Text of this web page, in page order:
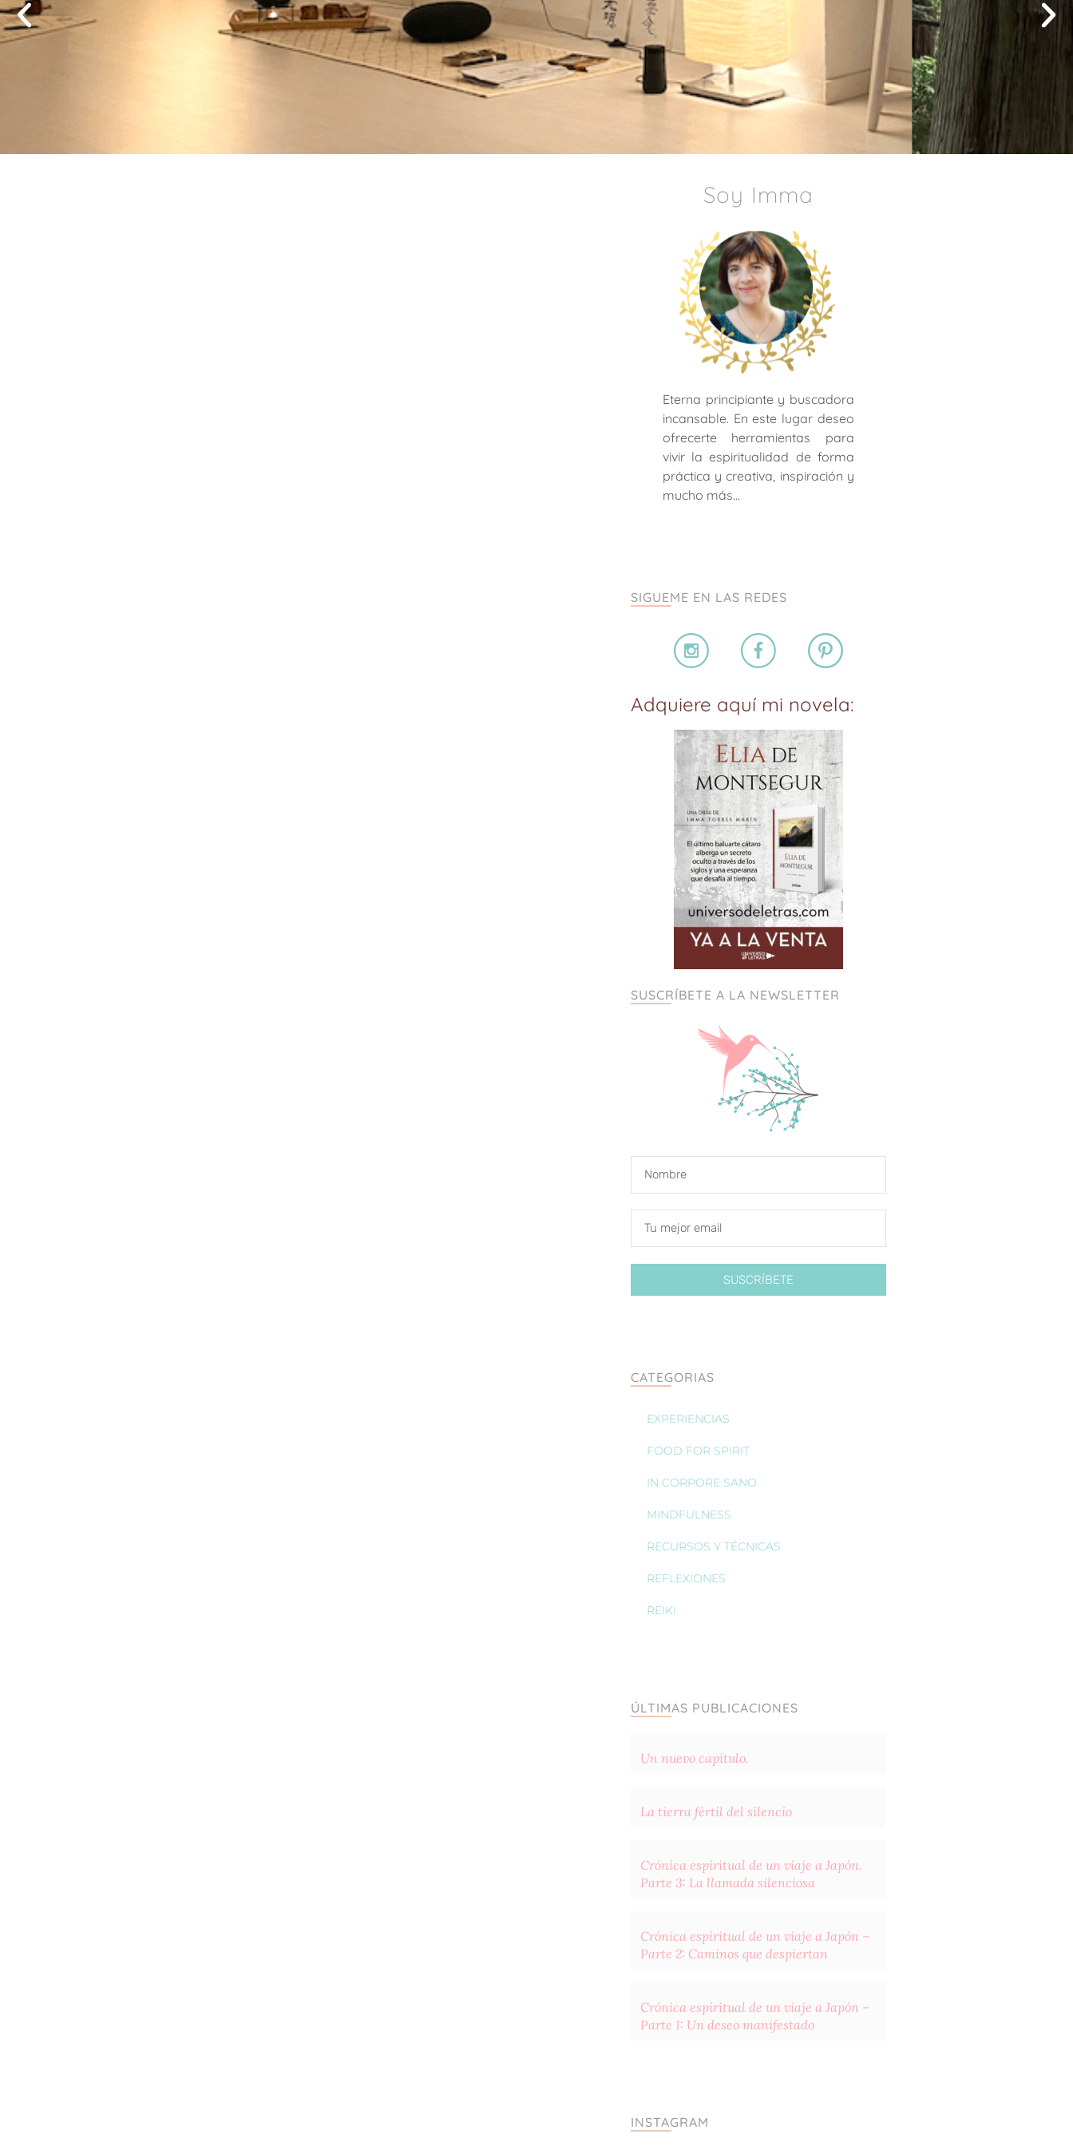
Soy Imma
Eterna principiante y buscadora
incansable. En este lugar deseo
ofrecerte herramientas para
vivir la espiritualidad de forma
práctica y creativa, inspiración y
mucho más…
SIGUEME EN LAS REDES
Adquiere aquí mi novela:
SUSCRÍBETE A LA NEWSLETTER
SUSCRÍBETE
CATEGORIAS
EXPERIENCIAS
FOOD FOR SPIRIT
IN CORPORE SANO
MINDFULNESS
RECURSOS Y TÉCNICAS
REFLEXIONES
REIKI
ÚLTIMAS PUBLICACIONES
Un nuevo capítulo.
La tierra fértil del silencio
Crónica espiritual de un viaje a Japón.
Parte 3: La llamada silenciosa
Crónica espiritual de un viaje a Japón –
Parte 2: Caminos que despiertan
Crónica espiritual de un viaje a Japón –
Parte 1: Un deseo manifestado
INSTAGRAM